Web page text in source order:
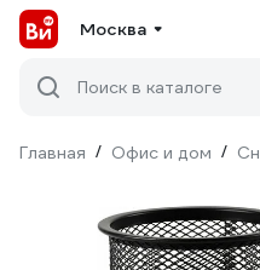
Москва
Поиск в каталоге
Главная / Офис и дом /